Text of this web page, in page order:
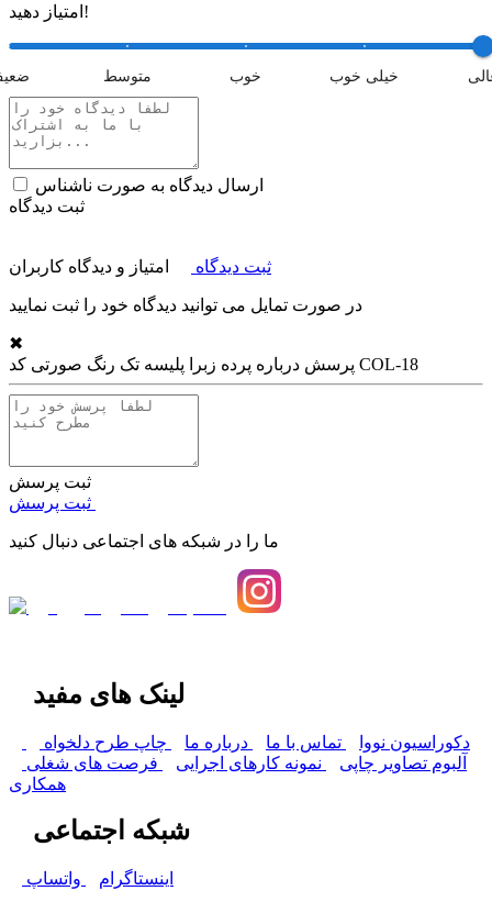
امتیاز دهید!
متوسط خوب خیلی خوب
ارسال دیدگاه به صورت ناشناس
ثبت دیدگاه
ثبت دیدگاه امتیاز و دیدگاه کاربران
در صورت تمایل می توانید دیدگاه خود را ثبت نمایید
✖
پرسش درباره پرده زبرا پلیسه تک رنگ صورتی کد COL-18
ثبت پرسش
ما را در شبکه های اجتماعی دنبال کنید
لینک های مفید
دکوراسیون نووا تماس با ما درباره ما
چاپ طرح دلخواه
آلبوم تصاویر چاپی
نمونه کارهای اجرایی
فرصت های شغلی
همکاری
شبکه اجتماعی
اینستاگرام واتساپ